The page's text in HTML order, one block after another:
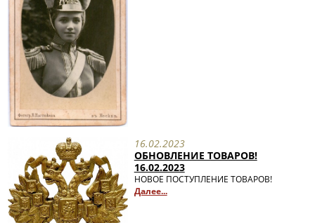
16.02.2023
ОБНОВЛЕНИЕ ТОВАРОВ!
16.02.2023
НОВОЕ ПОСТУПЛЕНИЕ ТОВАРОВ!
Далее...